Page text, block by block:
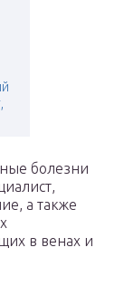
болезни
а также
в венах и